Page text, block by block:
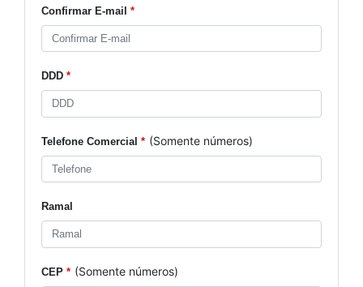
Confirmar E-mail *
DDD *
Telefone Comercial * (Somente números)
Ramal
CEP * (Somente números)